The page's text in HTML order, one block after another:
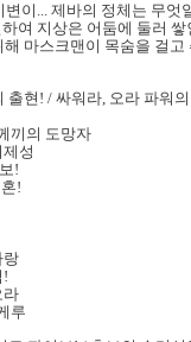
이... 제바의 정체는 무엇
여 지상은 어둠에 둘러 쌓
해 마스크맨이 목숨을 걸고
출현! / 싸워라, 오라 파워
끼의 도망자
성
!
!
랑
!
라
루